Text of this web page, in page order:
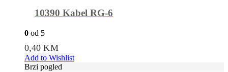
10390 Kabel RG-6
0 od 5
0,40KM
Add to Wishlist
Brzi pogled